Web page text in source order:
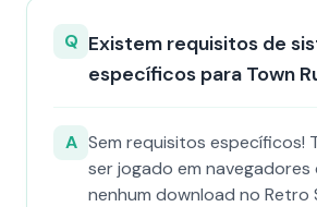
Q Existem requisitos de
específicos para Town
A Sem requisitos específicos!
ser jogado em navegadores
nenhum download no Retro